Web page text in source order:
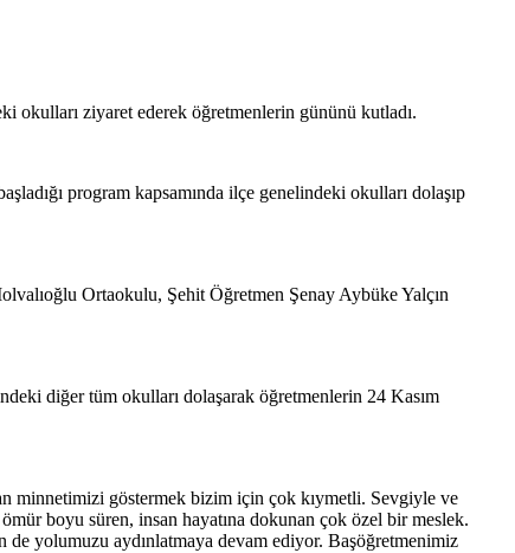
okulları ziyaret ederek öğretmenlerin gününü kutladı.
program kapsamında ilçe genelindeki okulları dolaşıp
Ortaokulu, Şehit Öğretmen Şenay Aybüke Yalçın
diğer tüm okulları dolaşarak öğretmenlerin 24 Kasım
minnetimizi göstermek bizim için çok kıymetli. Sevgiyle ve
boyu süren, insan hayatına dokunan çok özel bir meslek.
de yolumuzu aydınlatmaya devam ediyor. Başöğretmenimiz